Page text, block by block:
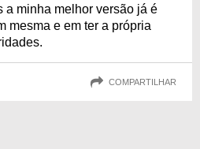
a minha melhor versão já é
mesma e em ter a própria
COMPARTILHAR